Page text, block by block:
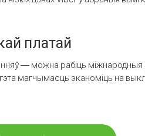
платай
— можна рабіць міжнародныя
магчымасць эканоміць на